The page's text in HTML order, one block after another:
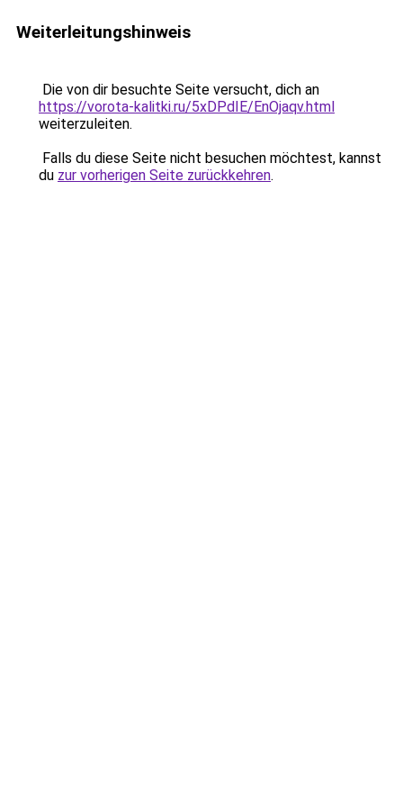
Weiterleitungshinweis
Die von dir besuchte Seite versucht, dich an
https://vorota-kalitki.ru/5xDPdIE/EnOjaqv.html
weiterzuleiten.
Falls du diese Seite nicht besuchen möchtest, kannst
du zur vorherigen Seite zurückkehren.